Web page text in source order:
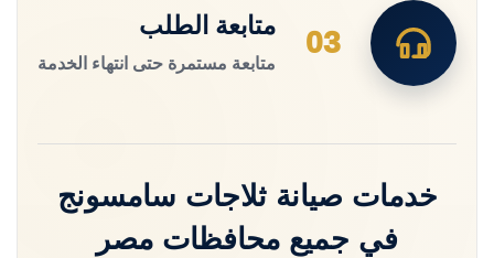
03
متابعة الطلب
متابعة مستمرة حتى انتهاء الخدمة
خدمات صيانة ثلاجات سامسونج
في جميع محافظات مصر